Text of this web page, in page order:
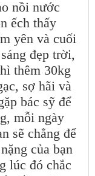
nồi nước
ếch thấy
yên và cuối
đẹp trời,
thêm 30kg
sợ hãi và
bác sỹ để
mỗi ngày
sẽ chẳng để
của bạn
lúc đó chắc